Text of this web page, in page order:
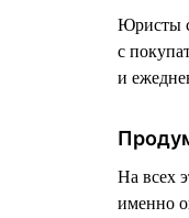
Юристы
с
и
На всех
именно